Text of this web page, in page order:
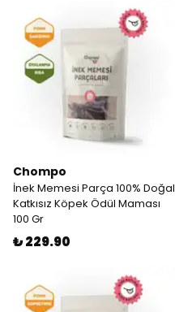
Chompo
İnek Memesi Parça 100% Doğal
Katkısız Köpek Ödül Maması
100 Gr
₺ 229.90